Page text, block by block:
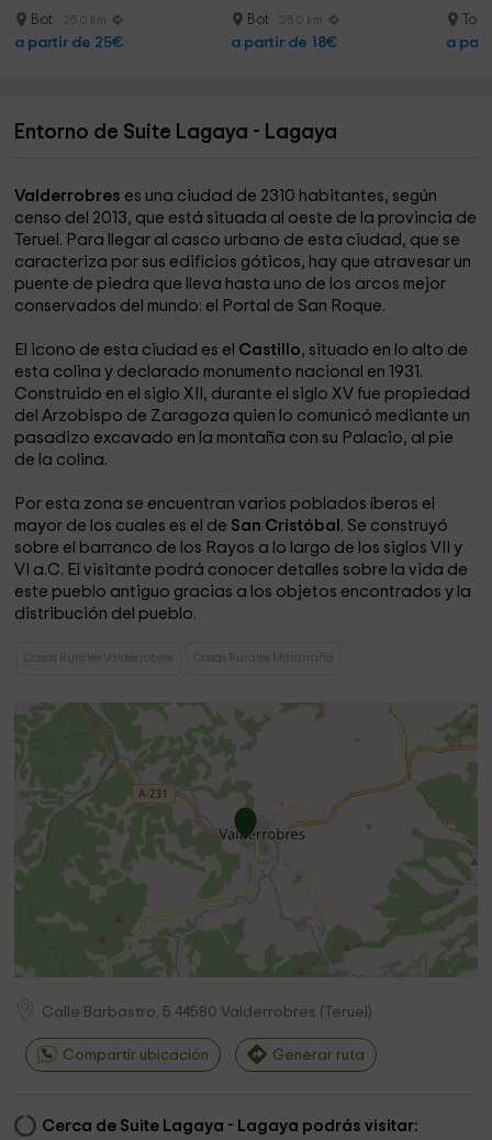
Bot 25.0 km
a partir de 25€
Bot 25.0 km
a partir de 18€ a
Entorno de Suite Lagaya - Lagaya
Valderrobres es una ciudad de 2310 habitantes, según
censo del 2013, que está situada al oeste de la provincia de
Teruel. Para llegar al casco urbano de esta ciudad, que se
caracteriza por sus edificios góticos, hay que atravesar un
puente de piedra que lleva hasta uno de los arcos mejor
conservados del mundo: el Portal de San Roque.
El icono de esta ciudad es el Castillo, situado en lo alto de
esta colina y declarado monumento nacional en 1931.
Construido en el siglo XII, durante el siglo XV fue propiedad
del Arzobispo de Zaragoza quien lo comunicó mediante un
pasadizo excavado en la montaña con su Palacio, al pie
de la colina.
Por esta zona se encuentran varios poblados íberos el
mayor de los cuales es el de San Cristóbal . Se construyó
sobre el barranco de los Rayos a lo largo de los siglos VII y
VI a.C. El visitante podrá conocer detalles sobre la vida de
este pueblo antiguo gracias a los objetos encontrados y la
distribución del pueblo.
Casas Rurales Valderrobres Casas Rurales Matarraña
Calle Barbastro, 5 44580 Valderrobres ( Teruel )
Compartir ubicación Generar ruta
Cerca de Suite Lagaya - Lagaya podrás visitar: